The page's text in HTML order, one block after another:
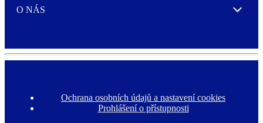
O NÁS Expand
F
o
Ochrana osobních údajů a nastavení cookies
Prohlášení o přístupnosti